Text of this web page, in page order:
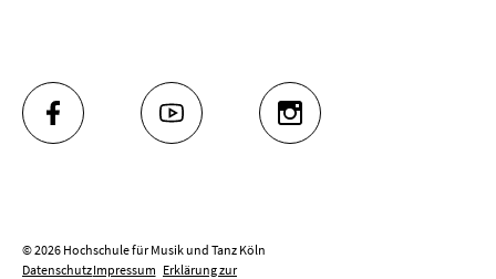
FACEBOOK YOUTUBE INSTAGRAM
© 2026 Hochschule für Musik und Tanz Köln
DatenschutzImpressum Erklärung zur